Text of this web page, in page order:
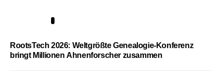
RootsTech 2026: Weltgrößte Genealogie-Konferenz
bringt Millionen Ahnenforscher zusammen